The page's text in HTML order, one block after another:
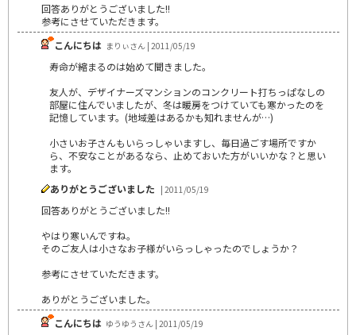
回答ありがとうございました!!
参考にさせていただきます。
こんにちは まりぃさん | 2011/05/19
寿命が縮まるのは始めて聞きました。
友人が、デザイナーズマンションのコンクリート打ちっぱなしの
部屋に住んでいましたが、冬は暖房をつけていても寒かったのを
記憶しています。(地域差はあるかも知れませんが…)
小さいお子さんもいらっしゃいますし、毎日過ごす場所ですか
ら、不安なことがあるなら、止めておいた方がいいかな？と思い
ます。
ありがとうございました | 2011/05/19
回答ありがとうございました!!
やはり寒いんですね。
そのご友人は小さなお子様がいらっしゃったのでしょうか？
参考にさせていただきます。
ありがとうございました。
こんにちは ゆうゆうさん | 2011/05/19